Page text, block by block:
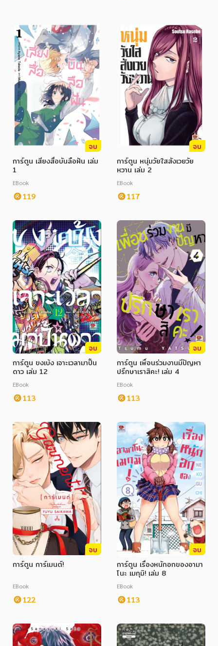
จบ
การ์ตูน เสียงสื่อบันลือฝัน เล่ม
1
EBook
119
จบ
การ์ตูน หนุ่มวัยใสสังเวยวัย
หวาน เล่ม 2
EBook
117
จบ
การ์ตูน ขงเบ้ง เจาะเวลามาปั้น
ดาว เล่ม 12
EBook
113
จบ
การ์ตูน เพื่อนร่วมงานมีปัญหา
ปรึกษาเราสิคะ! เล่ม 4
EBook
113
จบ
การ์ตูน การ์เมนต์!
EBook
122
จบ
การ์ตูน เรื่องหนักอกของอามา
โนะ เมกุมิ! เล่ม 8
EBook
113